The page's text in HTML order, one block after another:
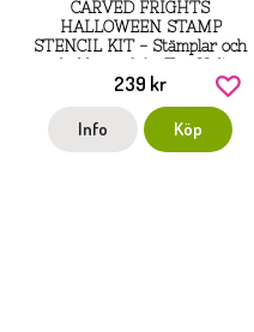
CARVED FRIGHTS
HALLOWEEN STAMP
STENCIL KIT - Stämplar och
schabloner från Tim Holtz
Stamper's anonymous
239 kr
Info Köp